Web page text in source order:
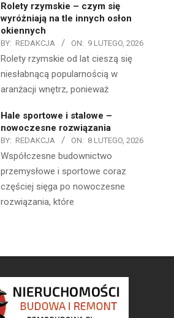
Rolety rzymskie – czym się
wyróżniają na tle innych osłon
okiennych
BY: REDAKCJA ON: 9 LUTEGO, 2026
Rolety rzymskie od lat cieszą się
niesłabnącą popularnością w
aranżacji wnętrz, ponieważ
Hale sportowe i stalowe –
nowoczesne rozwiązania
BY: REDAKCJA ON: 8 LUTEGO, 2026
Współczesne budownictwo
przemysłowe i sportowe coraz
częściej sięga po nowoczesne
rozwiązania, które